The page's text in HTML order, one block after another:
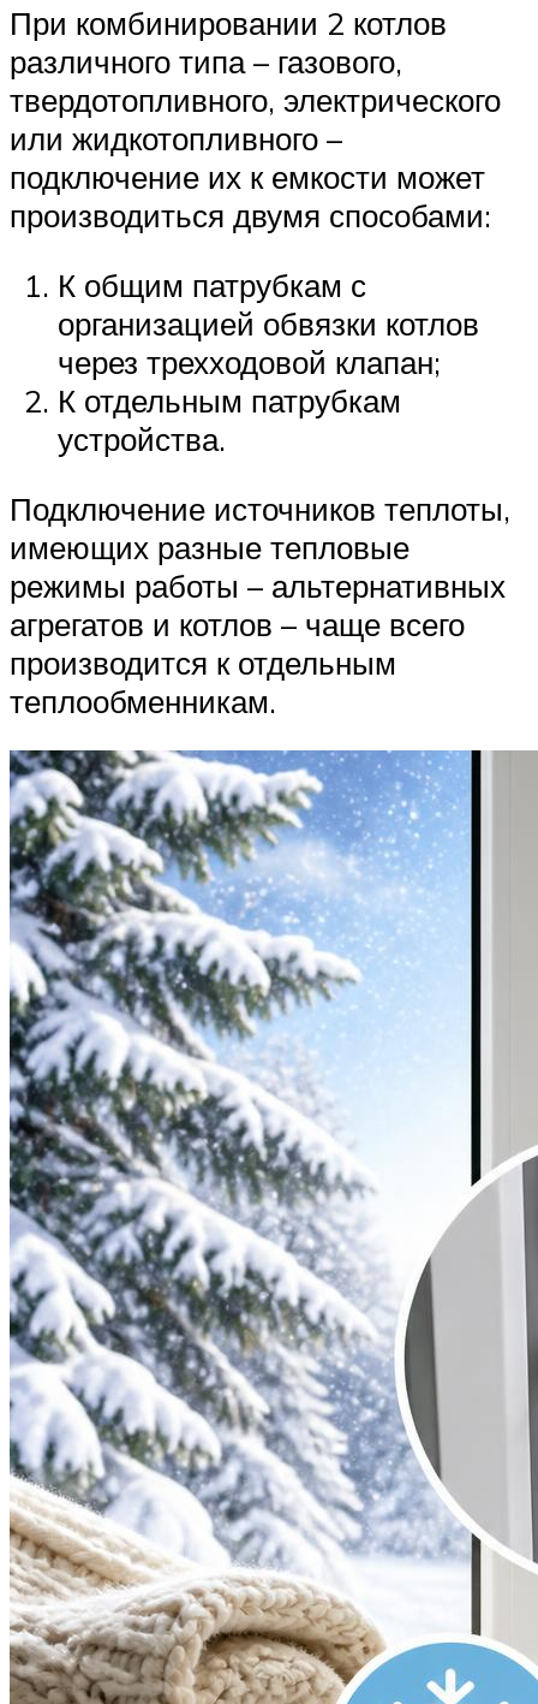
При комбинировании 2 котлов
различного типа – газового,
твердотопливного, электрического
или жидкотопливного –
подключение их к емкости может
производиться двумя способами:
К общим патрубкам с
организацией обвязки котлов
через трехходовой клапан;
К отдельным патрубкам
устройства.
Подключение источников теплоты,
имеющих разные тепловые
режимы работы – альтернативных
агрегатов и котлов – чаще всего
производится к отдельным
теплообменникам.